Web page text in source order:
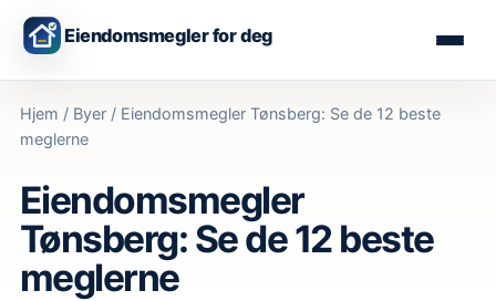
Eiendomsmegler for deg
Hjem / Byer / Eiendomsmegler Tønsberg: Se de 12 beste
meglerne
Eiendomsmegler
Tønsberg: Se de 12 beste
meglerne